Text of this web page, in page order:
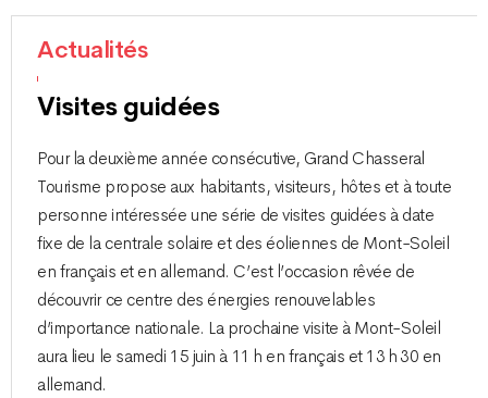
Actualités
Visites guidées
Pour la deuxième année consécutive, Grand Chasseral
Tourisme propose aux habitants, visiteurs, hôtes et à toute
personne intéressée une série de visites guidées à date
fixe de la centrale solaire et des éoliennes de Mont-Soleil
en français et en allemand. C’est l’occasion rêvée de
découvrir ce centre des énergies renouvelables
d’importance nationale. La prochaine visite à Mont-Soleil
aura lieu le samedi 15 juin à 11 h en français et 13 h 30 en
allemand.